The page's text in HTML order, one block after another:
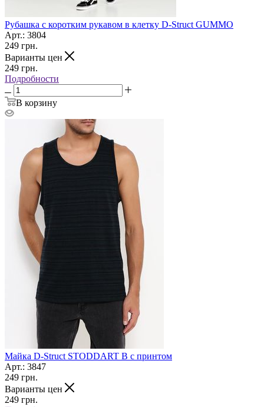
Рубашка c коротким рукавом в клетку D-Struct GUMMO
Арт.: 3804
249 грн.
Варианты цен
249 грн.
Подробности
В корзину
Майка D-Struct STODDART B с принтом
Арт.: 3847
249 грн.
Варианты цен
249 грн.